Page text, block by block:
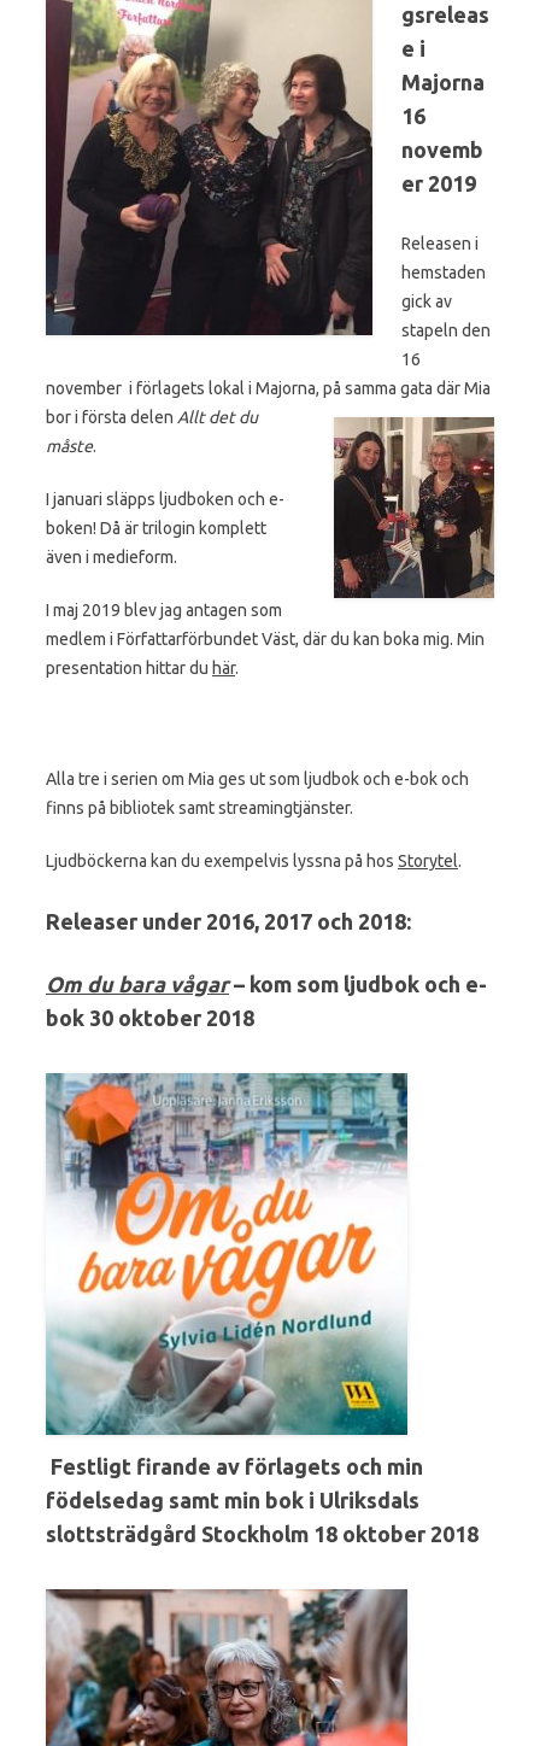
gsreleas
e i
Majorna
16
novemb
er 2019
Releasen i
hemstaden
gick av
stapeln den
16
november i förlagets lokal i Majorna, på samma gata där Mia
bor i första delen Allt det du
måste.
I januari släpps ljudboken och e-
boken! Då är trilogin komplett
även i medieform.
I maj 2019 blev jag antagen som
medlem i Författarförbundet Väst, där du kan boka mig. Min
presentation hittar du här.
Alla tre i serien om Mia ges ut som ljudbok och e-bok och
finns på bibliotek samt streamingtjänster.
Ljudböckerna kan du exempelvis lyssna på hos Storytel.
Releaser under 2016, 2017 och 2018:
Om du bara vågar– kom som ljudbok och e-
bok 30 oktober 2018
Festligt firande av förlagets och min
födelsedag samt min bok i Ulriksdals
slottsträdgård Stockholm 18 oktober 2018